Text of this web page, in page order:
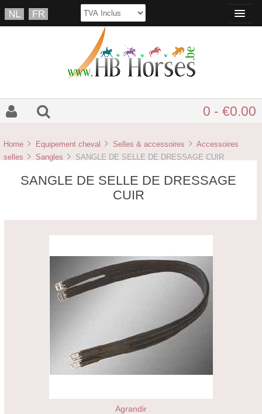
0 - €0.00
Home Equipement cheval Selles & accessoires
Accessoires
selles
Sangles SANGLE DE SELLE DE DRESSAGE CUIR
SANGLE DE SELLE DE DRESSAGE
CUIR
Agrandir